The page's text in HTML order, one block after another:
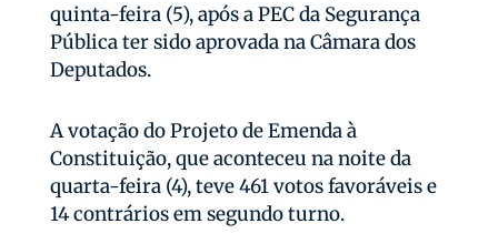
quinta-feira (5), após a PEC da Segurança
Pública ter sido aprovada na Câmara dos
Deputados.
A votação do Projeto de Emenda à
Constituição, que aconteceu na noite da
quarta-feira (4), teve 461 votos favoráveis e
14 contrários em segundo turno.